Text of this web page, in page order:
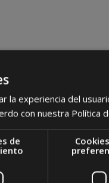
la experiencia del
con nuestra Política
de